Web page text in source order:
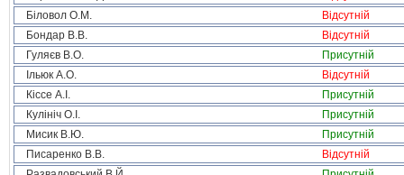
Біловол О.М.
Відсутній
Бондар В.В.
Відсутній
Гуляєв В.О.
Присутній
Ільюк А.О.
Відсутній
Кіссе А.І.
Присутній
Кулініч О.І.
Присутній
Мисик В.Ю.
Присутній
Писаренко В.В.
Відсутній